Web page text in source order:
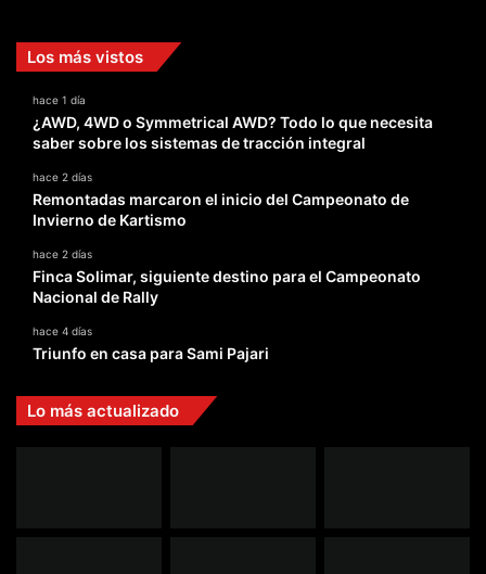
Los más vistos
hace 1 día
¿AWD, 4WD o Symmetrical AWD? Todo lo que necesita
saber sobre los sistemas de tracción integral
hace 2 días
Remontadas marcaron el inicio del Campeonato de
Invierno de Kartismo
hace 2 días
Finca Solimar, siguiente destino para el Campeonato
Nacional de Rally
hace 4 días
Triunfo en casa para Sami Pajari
Lo más actualizado